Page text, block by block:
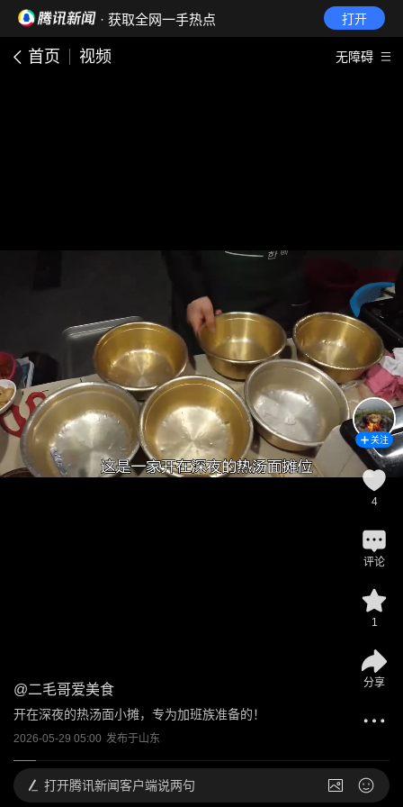
· 获取全网一手热点 打开
首页 视频 无障碍
@二毛哥爱美食
开在深夜的热汤面小摊，专为加班族准备的！
2026-05-29 05:00 发布于山东
关注
4
评论
1
分享
打开腾讯新闻客户端说两句